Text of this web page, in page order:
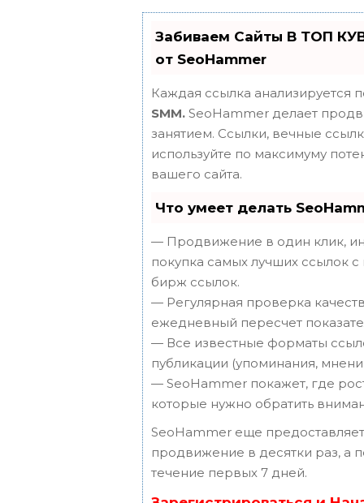
Забиваем Сайты В ТОП
от SeoHammer
Каждая ссылка анализируется
SMM. SeoHammer делает
занятием. Ссылки, вечные
используйте по максимуму
вашего сайта.
Что умеет делать
— Продвижение в один клик,
покупка самых лучших ссылок
бирж ссылок.
— Регулярная проверка
ежедневный пересчет
— Все известные форматы
публикации (упоминания,
— SeoHammer покажет, где
которые нужно обратить
SeoHammer еще
продвижение в десятки раз, а
течение первых 7 дней.